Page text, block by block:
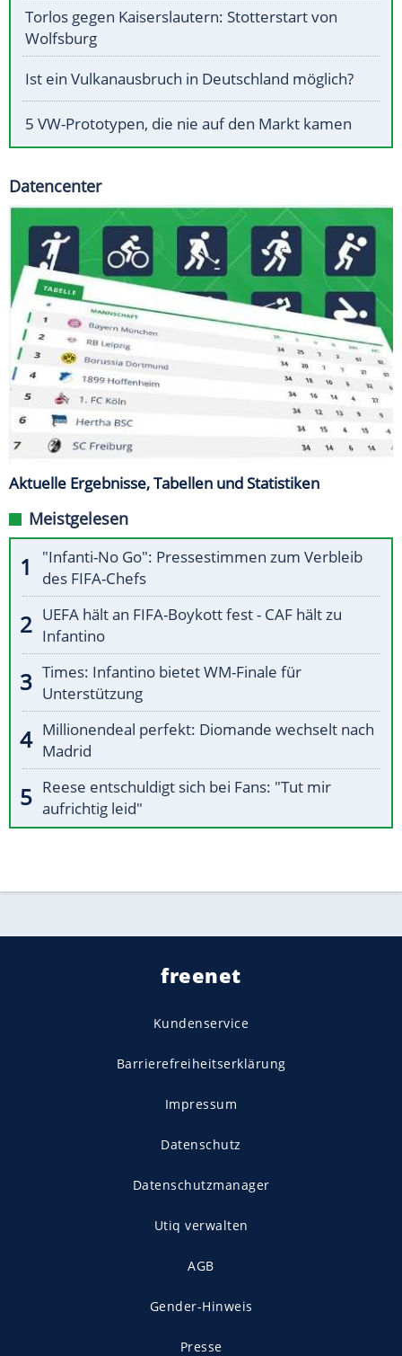
Torlos gegen Kaiserslautern: Stotterstart von
Wolfsburg
Ist ein Vulkanausbruch in Deutschland möglich?
5 VW-Prototypen, die nie auf den Markt kamen
Datencenter
Aktuelle Ergebnisse, Tabellen und Statistiken
Meistgelesen
"Infanti-No Go": Pressestimmen zum Verbleib
des FIFA-Chefs
UEFA hält an FIFA-Boykott fest - CAF hält zu
Infantino
Times: Infantino bietet WM-Finale für
Unterstützung
Millionendeal perfekt: Diomande wechselt nach
Madrid
Reese entschuldigt sich bei Fans: "Tut mir
aufrichtig leid"
freenet
Kundenservice
Barrierefreiheitserklärung
Impressum
Datenschutz
Datenschutzmanager
Utiq verwalten
AGB
Gender-Hinweis
Presse